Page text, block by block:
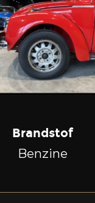
Brandstof
Benzine